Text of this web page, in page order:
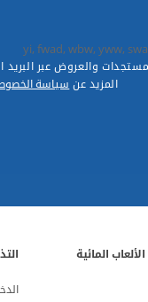
yi, fwad, wbw, yww,
والعروض عبر
المزيد عنسياسة
المائية